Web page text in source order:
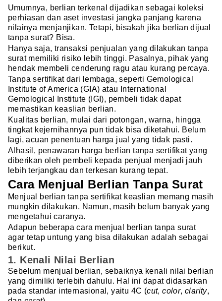
Umumnya, berlian terkenal dijadikan sebagai koleksi
perhiasan dan aset investasi jangka panjang karena
nilainya menjanjikan. Tetapi, bisakah jika berlian dijual
tanpa surat? Bisa.
Hanya saja, transaksi penjualan yang dilakukan tanpa
surat memiliki risiko lebih tinggi. Pasalnya, pihak yang
hendak membeli cenderung ragu atau kurang percaya.
Tanpa sertifikat dari lembaga, seperti Gemological
Institute of America (GIA) atau International
Gemological Institute (IGI), pembeli tidak dapat
memastikan keaslian berlian.
Kualitas berlian, mulai dari potongan, warna, hingga
tingkat kejernihannya pun tidak bisa diketahui. Belum
lagi, acuan penentuan harga jual yang tidak pasti.
Alhasil, penawaran harga berlian tanpa sertifikat yang
diberikan oleh pembeli kepada penjual menjadi jauh
lebih terjangkau dan terkesan kurang tepat.
Cara Menjual Berlian Tanpa Surat
Menjual berlian tanpa sertifikat keaslian memang masih
mungkin dilakukan. Namun, masih belum banyak yang
mengetahui caranya.
Adapun beberapa cara menjual berlian tanpa surat
agar tetap untung yang bisa dilakukan adalah sebagai
berikut.
1. Kenali Nilai Berlian
Sebelum menjual berlian, sebaiknya kenali nilai berlian
yang dimiliki terlebih dahulu. Hal ini dapat didasarkan
pada standar internasional, yaitu 4C (cut,color,clarity,